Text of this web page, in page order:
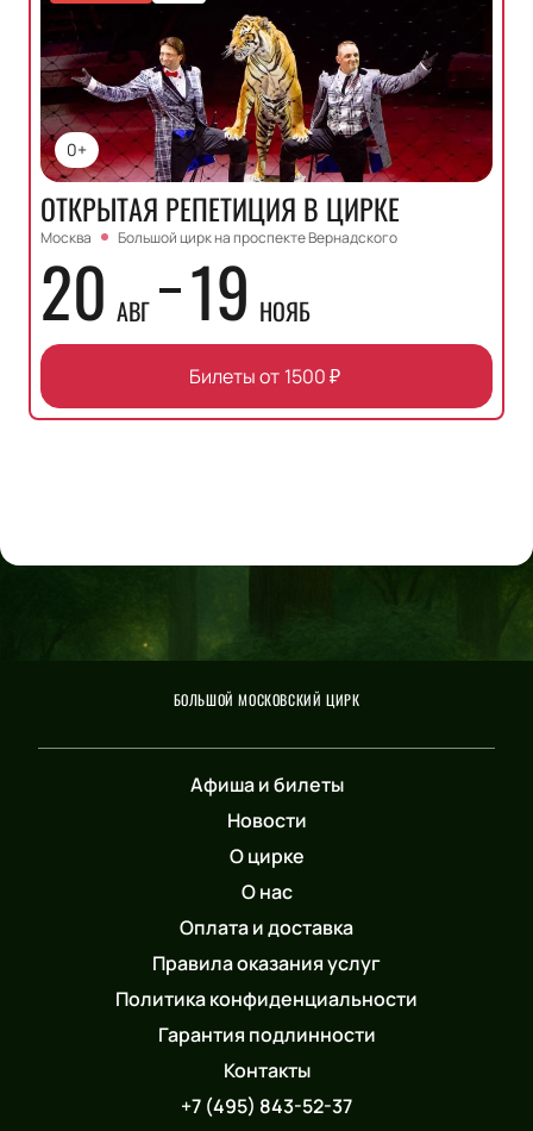
0+
ОТКРЫТАЯ РЕПЕТИЦИЯ В ЦИРКЕ
Москва Большой цирк на проспекте Вернадского
20 АВГ 19 НОЯБ
Билеты от 1500₽
БОЛЬШОЙ МОСКОВСКИЙ ЦИРК
Афиша и билеты
Новости
О цирке
О нас
Оплата и доставка
Правила оказания услуг
Политика конфиденциальности
Гарантия подлинности
Контакты
+7 (495) 843-52-37